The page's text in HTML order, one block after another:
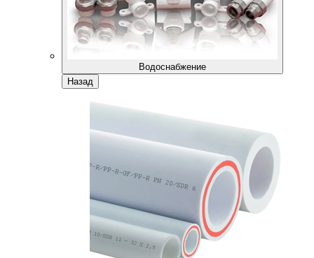
Водоснабжение
Назад